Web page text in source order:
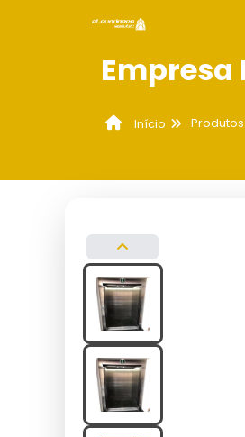
Empresa
Início Produtos